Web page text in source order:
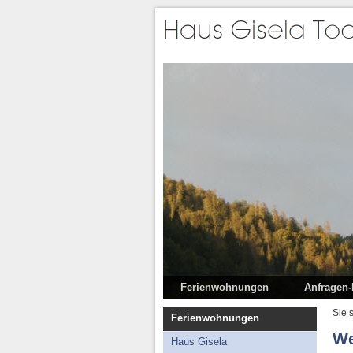
Ferienwohnungen
Haus Gisela
Garten Haus Gisela
Ferienwohnungen
Haus Gisela
Sie